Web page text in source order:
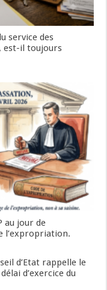
service des
est-il toujours
au jour de
l’expropriation.
d’Etat rappelle le
d’exercice du